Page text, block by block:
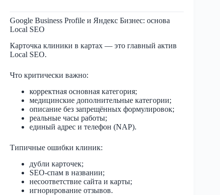
Google Business Profile и Яндекс Бизнес: основа
Local SEO
Карточка клиники в картах — это главный актив
Local SEO.
Что критически важно:
корректная основная категория;
медицинские дополнительные категории;
описание без запрещённых формулировок;
реальные часы работы;
единый адрес и телефон (NAP).
Типичные ошибки клиник:
дубли карточек;
SEO-спам в названии;
несоответствие сайта и карты;
игнорирование отзывов.